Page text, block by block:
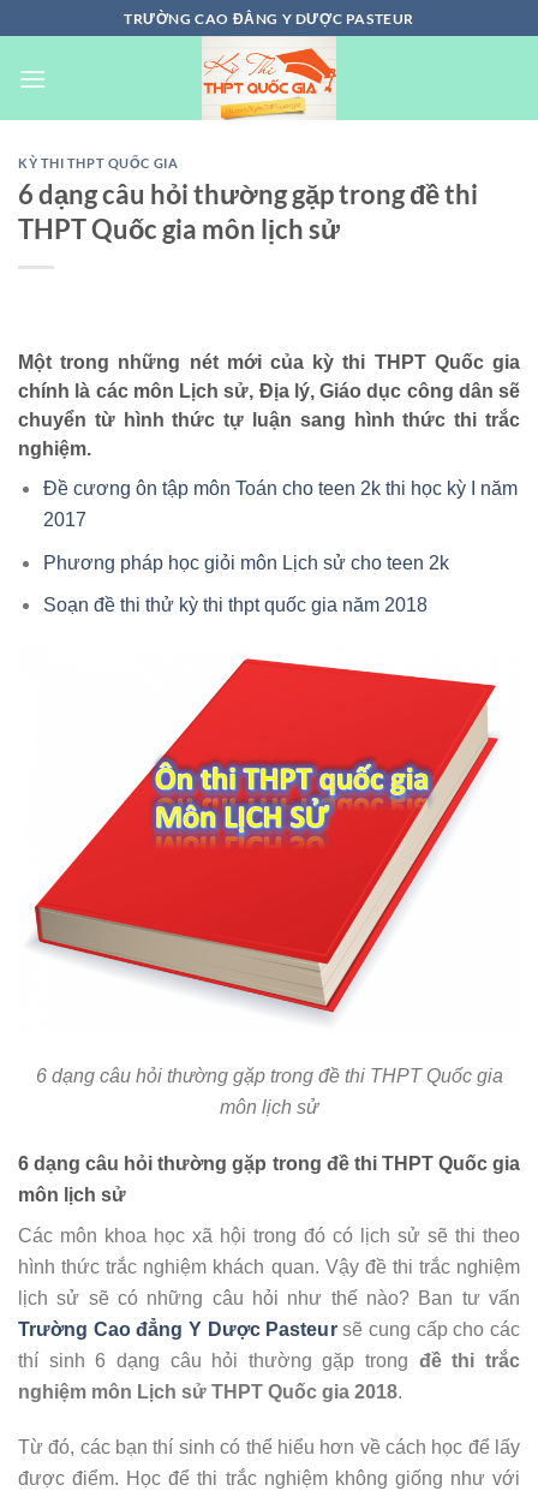
đến
nội
TRƯỜNG CAO ĐẲNG Y DƯỢC PASTEUR
KỲ THI THPT QUỐC GIA
6 dạng câu hỏi thường gặp trong đề thi
THPT Quốc gia môn lịch sử
Một trong những nét mới của kỳ thi THPT Quốc gia
chính là các môn Lịch sử, Địa lý, Giáo dục công dân sẽ
chuyển từ hình thức tự luận sang hình thức thi trắc
nghiệm.
Đề cương ôn tập môn Toán cho teen 2k thi học kỳ I năm
2017
Phương pháp học giỏi môn Lịch sử cho teen 2k
Soạn đề thi thử kỳ thi thpt quốc gia năm 2018
6 dạng câu hỏi thường gặp trong đề thi THPT Quốc gia
môn lịch sử
6 dạng câu hỏi thường gặp trong đề thi THPT Quốc gia
môn lịch sử
Các môn khoa học xã hội trong đó có lịch sử sẽ thi theo
hình thức trắc nghiệm khách quan. Vậy đề thi trắc nghiệm
lịch sử sẽ có những câu hỏi như thế nào? Ban tư vấn
Trường Cao đẳng Y Dược Pasteursẽ cung cấp cho các
thí sinh 6 dạng câu hỏi thường gặp trong đề thi trắc
nghiệm môn Lịch sử THPT Quốc gia 2018.
Từ đó, các bạn thí sinh có thể hiểu hơn về cách học để lấy
được điểm. Học để thi trắc nghiệm không giống như với